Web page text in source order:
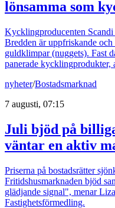
lönsamma som
Kycklingproducenten
Bredden är uppfriskande
guldklimpar (nuggets). Fast
panerade kycklingprodukter,
nyheter/Bostadsmarknad
7 augusti, 07:15
Juli bjöd på
väntar en aktiv
Priserna på bostadsrätter
Fritidshusmarknaden bjöd
glädjande signal", menar
Fastighetsförmedling.